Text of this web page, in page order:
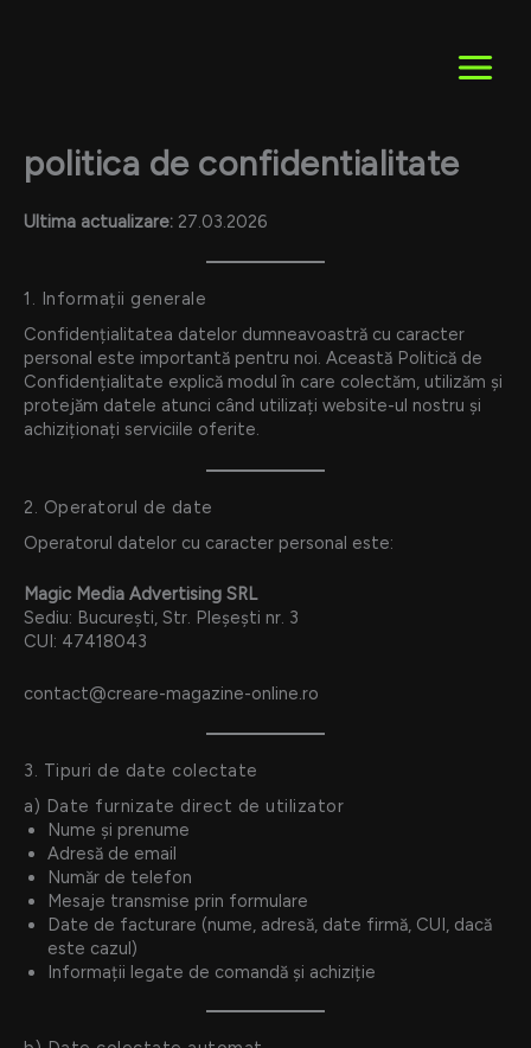
politica de confidentialitate
Ultima actualizare: 27.03.2026
1. Informații generale
Confidențialitatea datelor dumneavoastră cu caracter
personal este importantă pentru noi. Această Politică de
Confidențialitate explică modul în care colectăm, utilizăm și
protejăm datele atunci când utilizați website-ul nostru și
achiziționați serviciile oferite.
2. Operatorul de date
Operatorul datelor cu caracter personal este:
Magic Media Advertising SRL
Sediu: București, Str. Pleşești nr. 3
CUI: 47418043
contact@creare-magazine-online.ro
3. Tipuri de date colectate
a) Date furnizate direct de utilizator
Nume și prenume
Adresă de email
Număr de telefon
Mesaje transmise prin formulare
Date de facturare (nume, adresă, date firmă, CUI, dacă
este cazul)
Informații legate de comandă și achiziție